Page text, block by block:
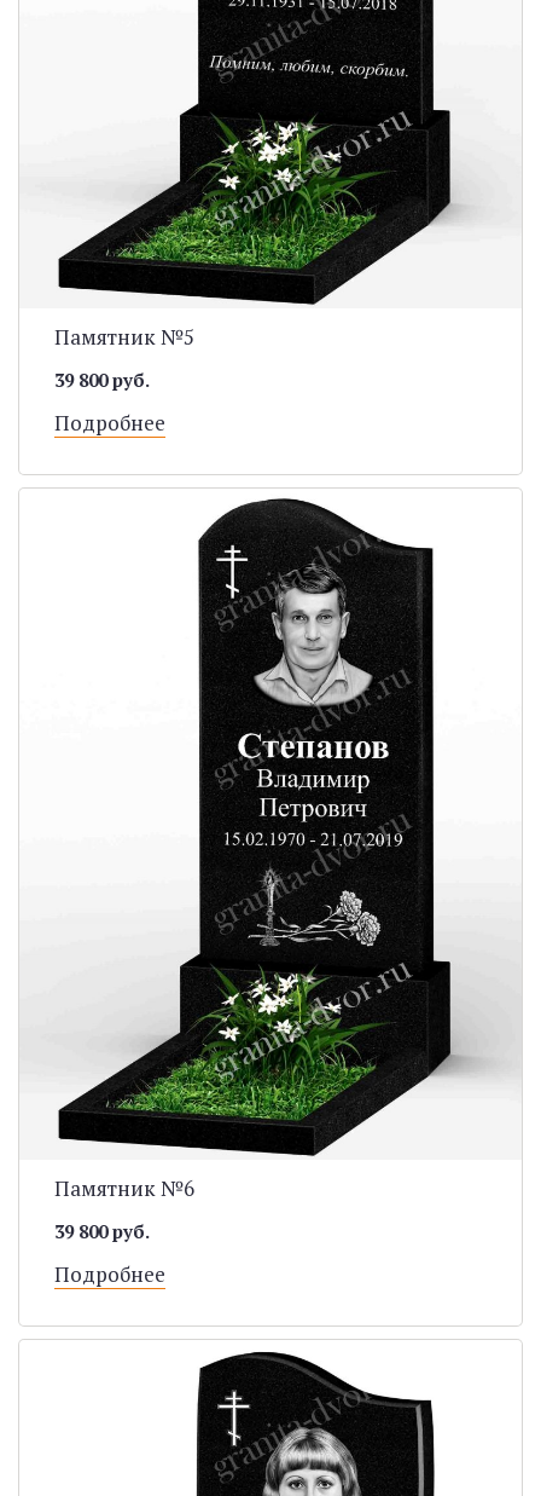
Памятник №5
39 800 руб.
Подробнее
Памятник №6
39 800 руб.
Подробнее